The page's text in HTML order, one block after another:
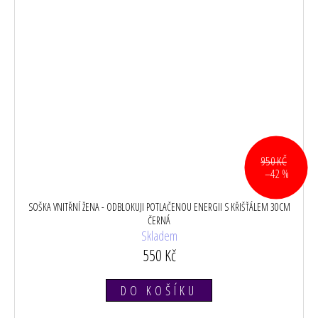
950 KČ
–42 %
SOŠKA VNITŘNÍ ŽENA - ODBLOKUJI POTLAČENOU ENERGII S KŘIŠŤÁLEM 30CM
ČERNÁ
Skladem
550 Kč
DO KOŠÍKU